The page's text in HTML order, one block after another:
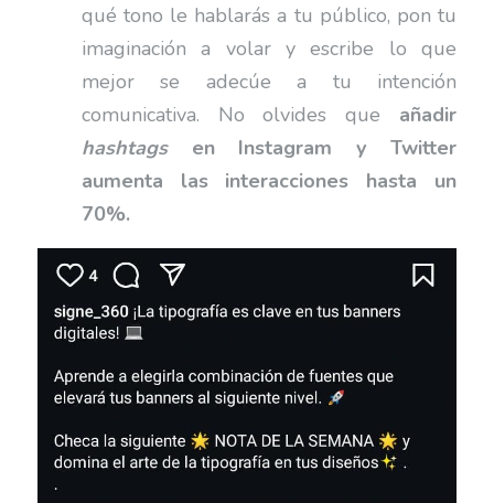
qué tono le hablarás a tu público, pon tu
imaginación a volar y escribe lo que
mejor se adecúe a tu intención
comunicativa. No olvides que añadir
hashtagsen Instagram y Twitter
aumenta las interacciones hasta un
70%.